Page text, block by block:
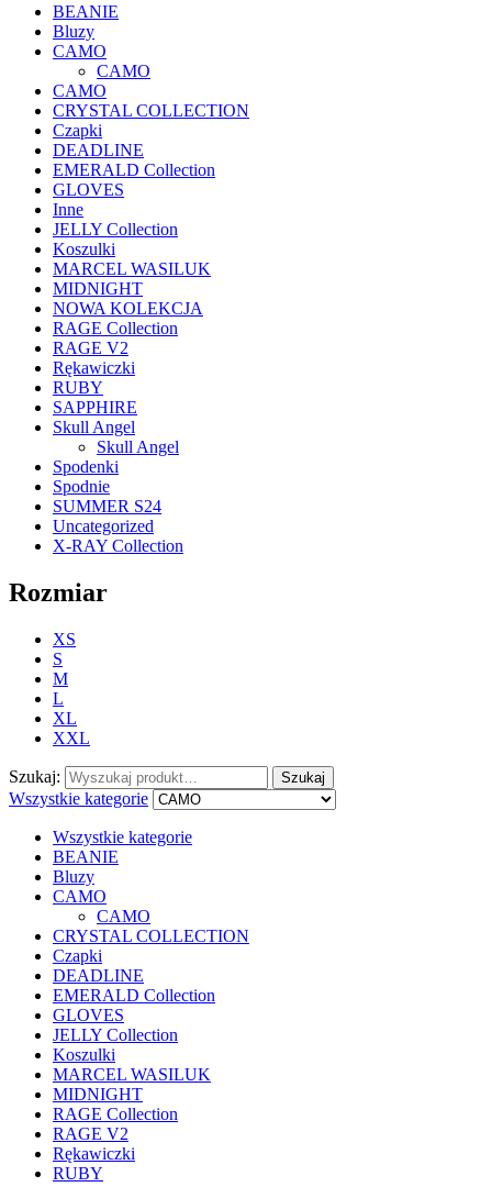
BEANIE
Bluzy
CAMO
CAMO
CAMO
CRYSTAL COLLECTION
Czapki
DEADLINE
EMERALD Collection
GLOVES
Inne
JELLY Collection
Koszulki
MARCEL WASILUK
MIDNIGHT
NOWA KOLEKCJA
RAGE Collection
RAGE V2
Rękawiczki
RUBY
SAPPHIRE
Skull Angel
Skull Angel
Spodenki
Spodnie
SUMMER S24
Uncategorized
X-RAY Collection
Rozmiar
XS
S
M
L
XL
XXL
Szukaj: Szukaj
Wszystkie kategorie
Wszystkie kategorie
BEANIE
Bluzy
CAMO
CAMO
CRYSTAL COLLECTION
Czapki
DEADLINE
EMERALD Collection
GLOVES
JELLY Collection
Koszulki
MARCEL WASILUK
MIDNIGHT
RAGE Collection
RAGE V2
Rękawiczki
RUBY